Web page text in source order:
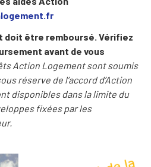
doit être remboursé. Vérifiez
avant de vous
Action Logement sont soumis
réserve de l’accord d’Action
disponibles dans la limite du
fixées par les